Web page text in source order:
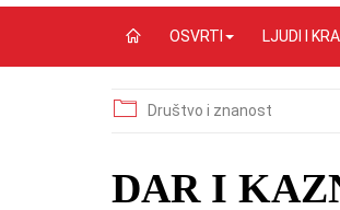
OSVRTI LJUDI I
Društvo i znanost
DAR I